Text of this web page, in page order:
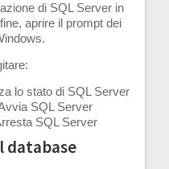
di SQL Server in
aprire il prompt dei
lo stato di SQL Server
SQL Server
SQL Server
database